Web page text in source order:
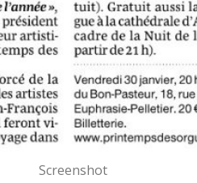
Screenshot